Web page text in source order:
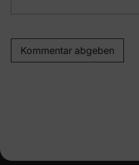
Kommentar abgeben